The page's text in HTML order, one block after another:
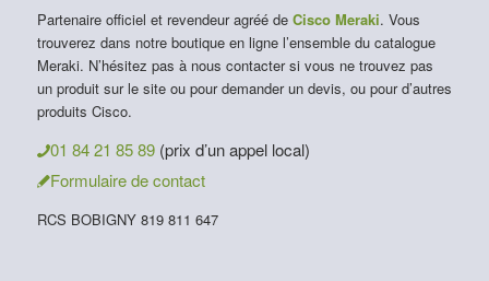
Partenaire officiel et revendeur agréé de Cisco Meraki. Vous
trouverez dans notre boutique en ligne l’ensemble du catalogue
Meraki. N’hésitez pas à nous contacter si vous ne trouvez pas
un produit sur le site ou pour demander un devis, ou pour d’autres
produits Cisco.
01 84 21 85 89 (prix d’un appel local)
Formulaire de contact
RCS BOBIGNY 819 811 647